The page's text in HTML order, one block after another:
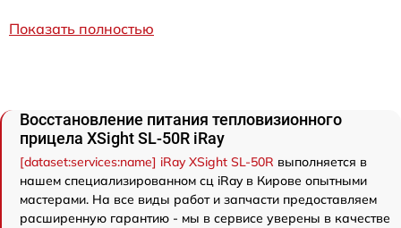
Показать полностью
Восстановление питания тепловизионного
прицела XSight SL-50R iRay
[dataset:services:name] iRay XSight SL-50R выполняется в
нашем специализированном сц iRay в Кирове опытными
мастерами. На все виды работ и запчасти предоставляем
расширенную гарантию - мы в сервисе уверены в качестве